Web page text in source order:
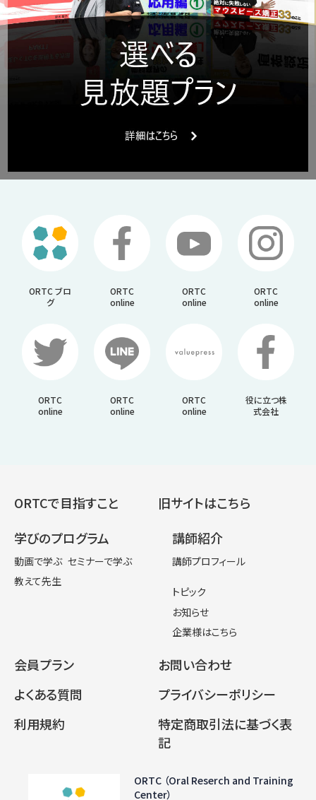
ORTC ブロ
グ
ORTC
online
ORTC
online
ORTC
online
ORTC
online
ORTC
online
ORTC
online
役に立つ株
式会社
ORTC （Oral Reserch and Training
Center）
ORTCで目指すこと
旧サイトはこちら
学びのプログラム
動画で学ぶ セミナーで学ぶ
教えて先生
講師紹介
講師プロフィール
トピック
お知らせ
企業様はこちら
会員プラン
お問い合わせ
よくある質問
プライバシーポリシー
利用規約
特定商取引法に基づく表
記